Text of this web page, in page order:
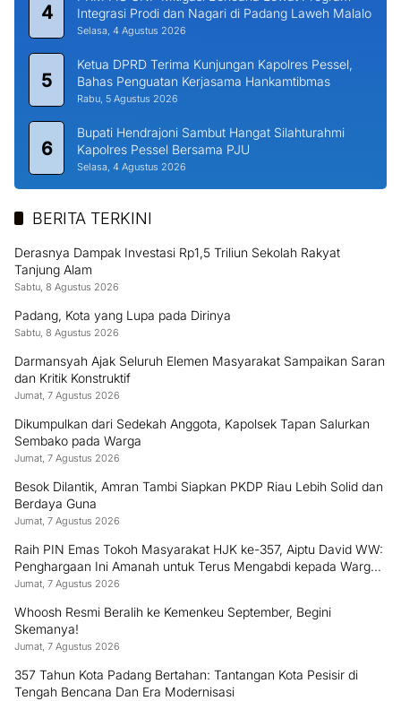
4
Integrasi Prodi dan Nagari di Padang Laweh Malalo
Selasa, 4 Agustus 2026
5
Ketua DPRD Terima Kunjungan Kapolres Pessel,
Bahas Penguatan Kerjasama Hankamtibmas
Rabu, 5 Agustus 2026
6
Bupati Hendrajoni Sambut Hangat Silahturahmi
Kapolres Pessel Bersama PJU
Selasa, 4 Agustus 2026
BERITA TERKINI
Derasnya Dampak Investasi Rp1,5 Triliun Sekolah Rakyat
Tanjung Alam
Sabtu, 8 Agustus 2026
Padang, Kota yang Lupa pada Dirinya
Sabtu, 8 Agustus 2026
Darmansyah Ajak Seluruh Elemen Masyarakat Sampaikan Saran
dan Kritik Konstruktif
Jumat, 7 Agustus 2026
Dikumpulkan dari Sedekah Anggota, Kapolsek Tapan Salurkan
Sembako pada Warga
Jumat, 7 Agustus 2026
Besok Dilantik, Amran Tambi Siapkan PKDP Riau Lebih Solid dan
Berdaya Guna
Jumat, 7 Agustus 2026
Raih PIN Emas Tokoh Masyarakat HJK ke-357, Aiptu David WW:
Penghargaan Ini Amanah untuk Terus Mengabdi kepada Warga
Padang
Jumat, 7 Agustus 2026
Whoosh Resmi Beralih ke Kemenkeu September, Begini
Skemanya!
Jumat, 7 Agustus 2026
357 Tahun Kota Padang Bertahan: Tantangan Kota Pesisir di
Tengah Bencana Dan Era Modernisasi